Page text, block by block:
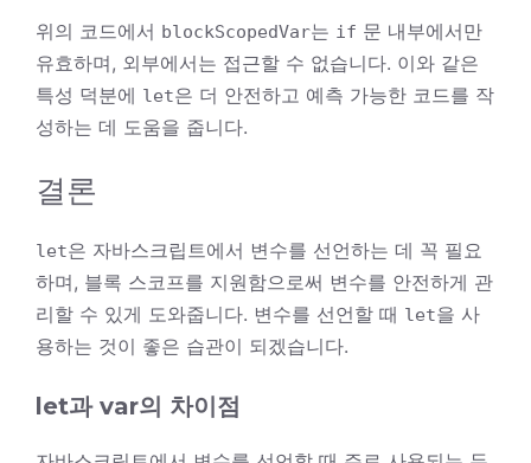
위의 코드에서 blockScopedVar는 if 문 내부에서만
유효하며, 외부에서는 접근할 수 없습니다. 이와 같은
특성 덕분에 let은 더 안전하고 예측 가능한 코드를 작
성하는 데 도움을 줍니다.
결론
let은 자바스크립트에서 변수를 선언하는 데 꼭 필요
하며, 블록 스코프를 지원함으로써 변수를 안전하게 관
리할 수 있게 도와줍니다. 변수를 선언할 때 let을 사
용하는 것이 좋은 습관이 되겠습니다.
let과 var의 차이점